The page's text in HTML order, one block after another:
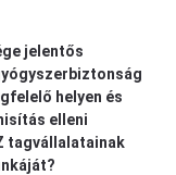
jelentős
helyen és
elleni
tagvállalatainak